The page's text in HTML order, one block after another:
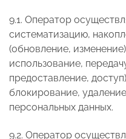
9.1. Оператор
систематизацию,
(обновление,
использование,
предоставление,
блокирование,
персональных данных.
9.2. Оператор